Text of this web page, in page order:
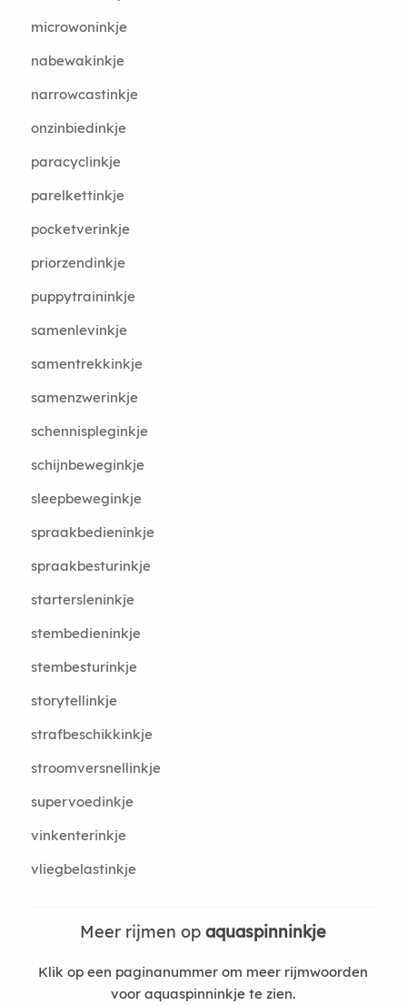
microwoninkje
nabewakinkje
narrowcastinkje
onzinbiedinkje
paracyclinkje
parelkettinkje
pocketverinkje
priorzendinkje
puppytraininkje
samenlevinkje
samentrekkinkje
samenzwerinkje
schennispleginkje
schijnbeweginkje
sleepbeweginkje
spraakbedieninkje
spraakbesturinkje
startersleninkje
stembedieninkje
stembesturinkje
storytellinkje
strafbeschikkinkje
stroomversnellinkje
supervoedinkje
vinkenterinkje
vliegbelastinkje
Meer rijmen opaquaspinninkje
Klik op een paginanummer om meer rijmwoorden
voor aquaspinninkje te zien.